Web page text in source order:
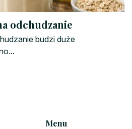
odchudzanie
budzi duże
Menu